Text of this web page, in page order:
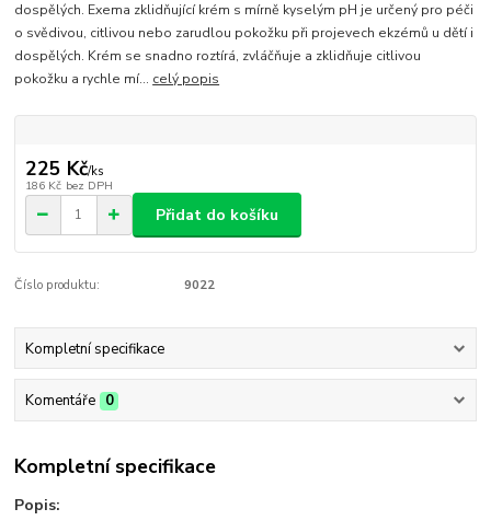
dospělých. Exema zklidňující krém s mírně kyselým pH je určený pro péči
o svědivou, citlivou nebo zarudlou pokožku při projevech ekzémů u dětí i
dospělých. Krém se snadno roztírá, zvláčňuje a zklidňuje citlivou
pokožku a rychle mí... celý popis
225 Kč/ks
186 Kč bez DPH
Přidat do košíku
Číslo produktu: 9022
Kompletní specifikace
Komentáře 0
Kompletní specifikace
Popis: